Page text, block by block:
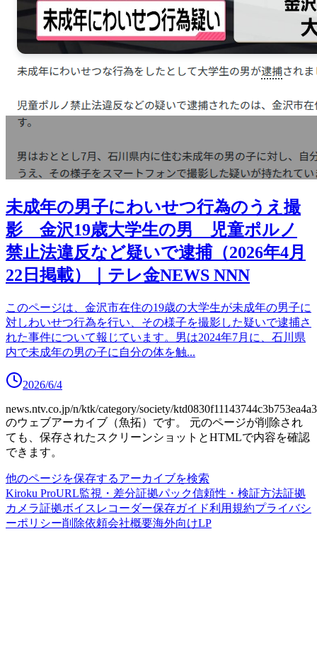
未成年の男子にわいせつ行為のうえ撮
影 金沢19歳大学生の男 児童ポルノ
禁止法違反など疑いで逮捕（2026年4月
22日掲載）｜テレ金NEWS NNN
このページは、金沢市在住の19歳の大学生が未成年の男子に
対しわいせつ行為を行い、その様子を撮影した疑いで逮捕さ
れた事件について報じています。男は2024年7月に、石川県
内で未成年の男の子に自分の体を触...
2026/6/4
news.ntv.co.jp/n/ktk/category/society/
のウェブアーカイブ（魚拓）です。
元のページが削除され
ても、保存されたスクリーンショットとHTMLで内容を確認
できます。
他のページを保存するアーカイブを検索
Kiroku ProURL監視・差分証拠パック信頼性・検証方法証拠
カメラ証拠ボイスレコーダー保存ガイド利用規約プライバシ
ーポリシー削除依頼会社概要海外向けLP